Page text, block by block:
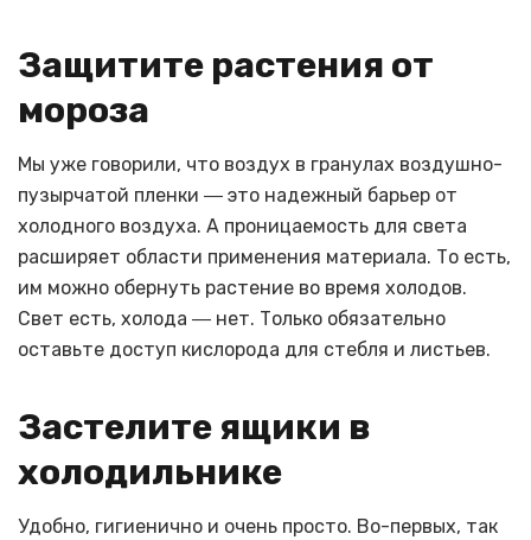
Защитите растения от
мороза
Мы уже говорили, что воздух в гранулах воздушно-
пузырчатой пленки ― это надежный барьер от
холодного воздуха. А проницаемость для света
расширяет области применения материала. То есть,
им можно обернуть растение во время холодов.
Свет есть, холода ― нет. Только обязательно
оставьте доступ кислорода для стебля и листьев.
Застелите ящики в
холодильнике
Удобно, гигиенично и очень просто. Во-первых, так